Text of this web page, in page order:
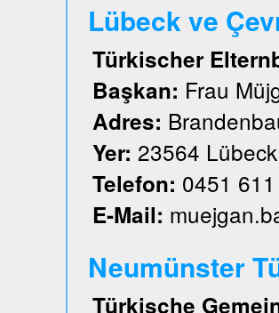
Lübeck ve
Türkischer
Başkan: Frau
Adres:
Yer: 23564 Lübeck
Telefon: 0451
E-Mail:
Neumünster
Türkische